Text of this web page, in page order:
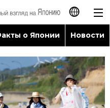
日本語
English
简体字
о Японии Новости